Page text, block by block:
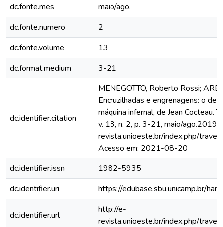
dc.fonte.mes
maio/ago.
dc.fonte.numero
2
dc.fonte.volume
13
dc.format.medium
3-21
dc.identifier.citation
MENEGOTTO, Roberto Rossi;
Encruzilhadas e engrenagens: o
máquina infernal, de Jean Cocteau.
v. 13, n. 2, p. 3-21, maio/
revista.unioeste.br/index.php/
Acesso em: 2021-08-20
dc.identifier.issn
1982-5935
dc.identifier.uri
https://edubase.sbu.unicamp.br/
dc.identifier.url
http://e-
revista.unioeste.br/index.php/